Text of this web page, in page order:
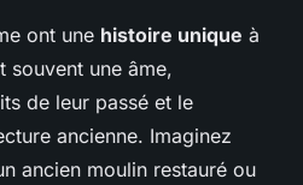
ont une histoire unique à
souvent une âme,
de leur passé et le
ancienne. Imaginez
ancien moulin restauré ou